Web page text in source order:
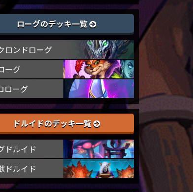
ローグのデッキ一覧
ロンドローグ
ーグ
ローグ
ドルイドのデッキ一覧
ドルイド
ドルイド